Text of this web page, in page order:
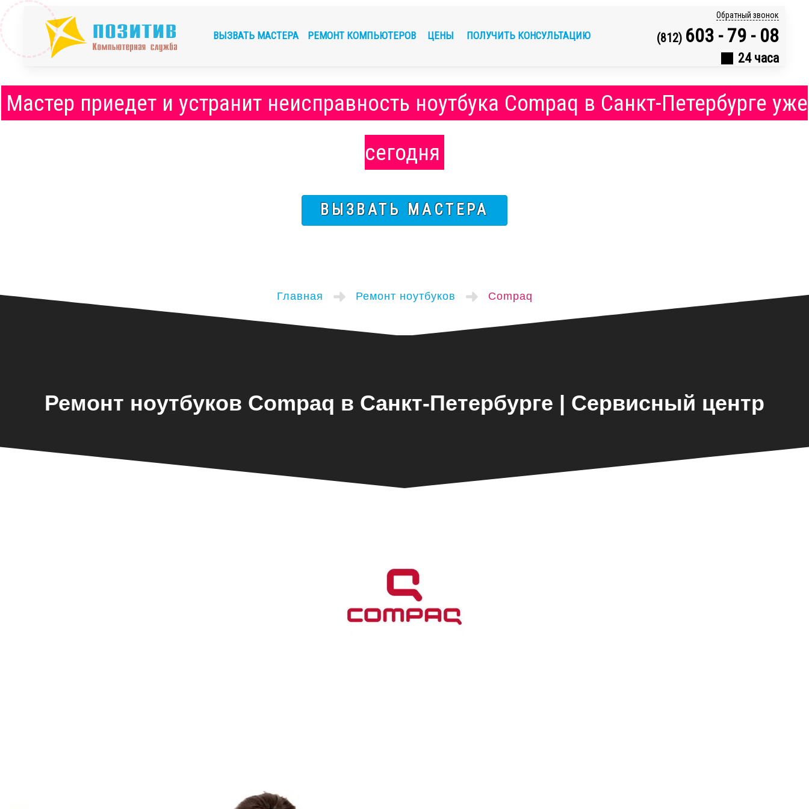
Обратный звонок
(812) 603 - 79 - 08
24 часа
ВЫЗВАТЬ МАСТЕРА РЕМОНТ КОМПЬЮТЕРОВ ЦЕНЫ ПОЛУЧИТЬ КОНСУЛЬТАЦИЮ
Мастер приедет и устранит неисправность ноутбука Compaq в Санкт-Петербурге уже
сегодня
ВЫЗВАТЬ МАСТЕРА
Главная Ремонт ноутбуков Compaq
Ремонт ноутбуков Compaq в Санкт-Петербурге | Сервисный центр